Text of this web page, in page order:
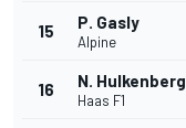
15 P. Gasly
Alpine
16 N. Hulkenberg
Haas F1